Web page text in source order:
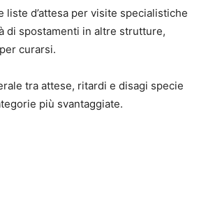
liste d’attesa per visite specialistiche
di spostamenti in altre strutture,
curarsi.
tra attese, ritardi e disagi specie
più svantaggiate.